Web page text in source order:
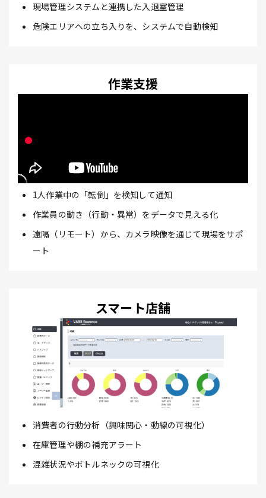
現場管理システムと連携した入退室管理
危険エリアへの立ち入りを、システムで自動検知
作業支援
1人作業中の「転倒」を検知して通知
作業員の動き（行動・異常）をデータで見える化
遠隔（リモート）から、カメラ映像を通じて現場をサポ
ート
スマート店舗
消費者の行動分析（興味関心・動線の可視化）
在庫管理や棚の補充アラート
混雑状況やボトルネックの可視化